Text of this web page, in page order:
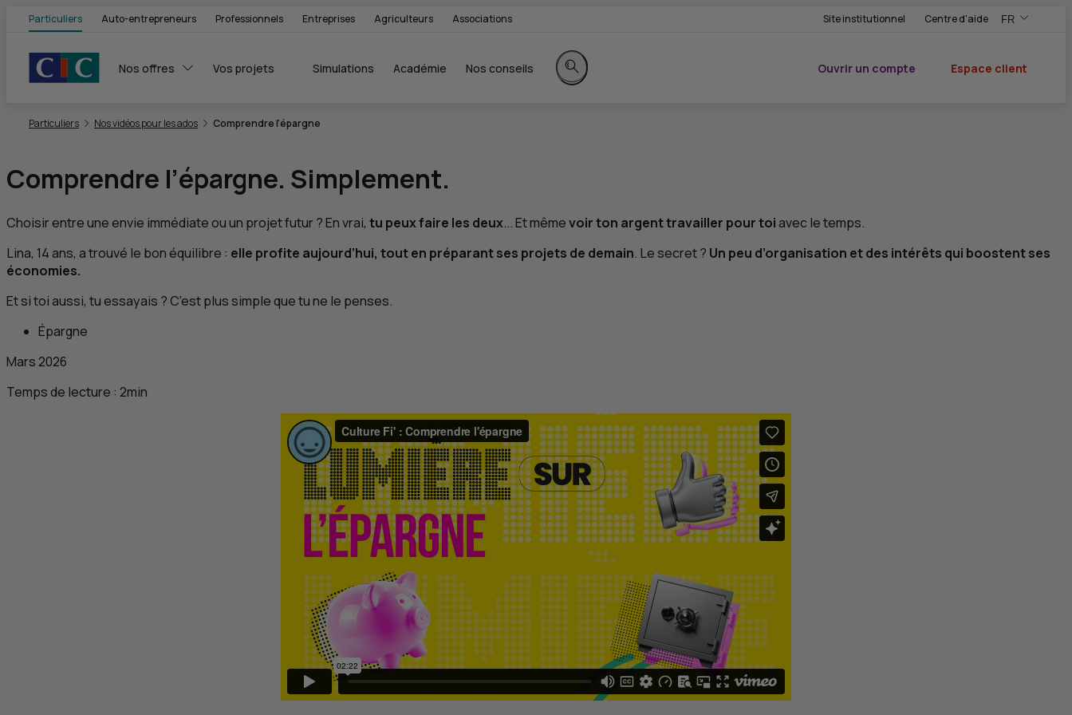
Particuliers Auto-entrepreneurs Professionnels Entreprises Agriculteurs Associations Site institutionnel Centre d'aide FR
,Version
,Changer de
Nos offres Vos projets Simulations Académie Nos conseils
Rechercher sur le site
Ouvrir un compte
Espace client
Particuliers Nos vidéos pour les ados Comprendre l'épargne
Comprendre l’épargne. Simplement.
Choisir entre une envie immédiate ou un projet futur ? En vrai, tu peux faire les deux... Et mêmevoir ton argent travailler pour toiavec le temps.
Lina, 14 ans, a trouvé le bon équilibre : elle profite aujourd’hui, tout en préparant ses projets de demain. Le secret ? Un peu d’organisation et des intérêts qui boostent ses
économies.
Et si toi aussi, tu essayais ? C’est plus simple que tu ne le penses.
Épargne
Mars 2026
Temps de lecture : 2min